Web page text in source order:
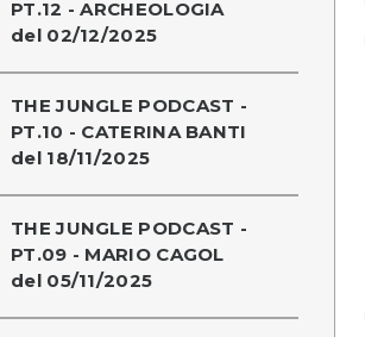
PT.12 - ARCHEOLOGIA
del 02/12/2025
THE JUNGLE PODCAST -
PT.10 - CATERINA BANTI
del 18/11/2025
THE JUNGLE PODCAST -
PT.09 - MARIO CAGOL
del 05/11/2025